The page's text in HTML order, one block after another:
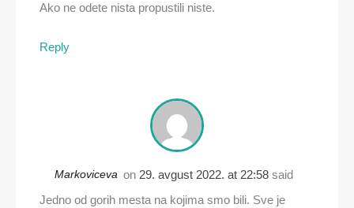
Ako ne odete nista propustili niste.
Reply
Markoviceva on 29. avgust 2022. at 22:58 said
Jedno od gorih mesta na kojima smo bili. Sve je